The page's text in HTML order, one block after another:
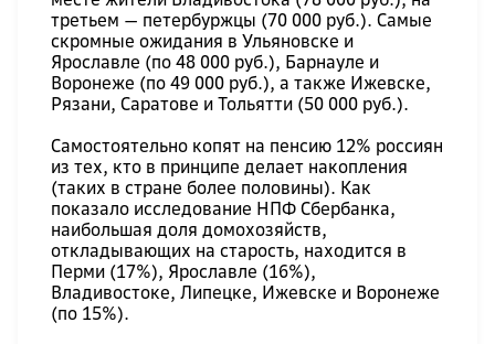
третьем — петербуржцы (70 000 руб.). Самые
скромные ожидания в Ульяновске и
Ярославле (по 48 000 руб.), Барнауле и
Воронеже (по 49 000 руб.), а также Ижевске,
Рязани, Саратове и Тольятти (50 000 руб.).
Самостоятельно копят на пенсию 12% россиян
из тех, кто в принципе делает накопления
(таких в стране более половины). Как
показало исследование НПФ Сбербанка,
наибольшая доля домохозяйств,
откладывающих на старость, находится в
Перми (17%), Ярославле (16%),
Владивостоке, Липецке, Ижевске и Воронеже
(по 15%).